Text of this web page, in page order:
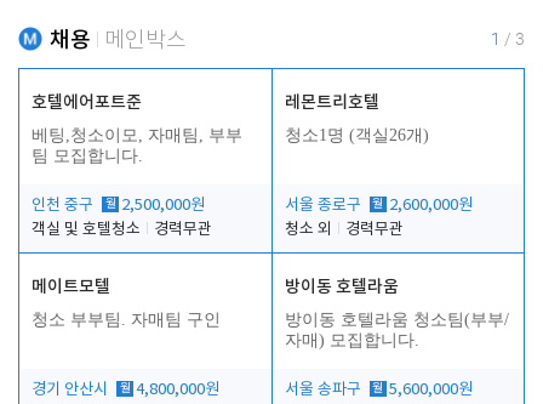
채용 메인박스 1 / 3
호텔에어포트준
베팅,청소이모, 자매팀, 부부
팀 모집합니다.
인천 중구 월 2,500,000원
객실 및 호텔청소
경력무관
레몬트리호텔
청소1명 (객실26개)
서울 종로구 월 2,600,000원
청소 외
경력무관
메이트모텔
청소 부부팀. 자매팀 구인
경기 안산시 월 4,800,000원
방이동 호텔라움
방이동 호텔라움 청소팀(부부/
자매) 모집합니다.
서울 송파구 월 5,600,000원